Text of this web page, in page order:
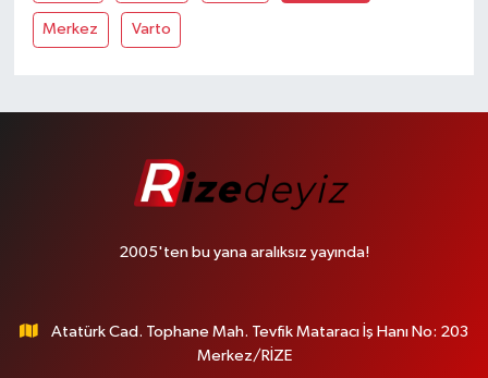
Merkez Varto
2005'ten bu yana aralıksız yayında!
Atatürk Cad. Tophane Mah. Tevfik Mataracı İş Hanı No: 203
Merkez/RİZE